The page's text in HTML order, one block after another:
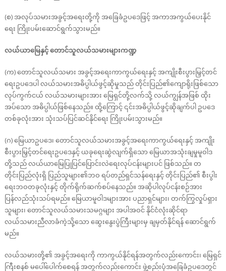
(စ) အလုပ်သမားအခွင့်အရေးတို့ကို အခြေခံဥပဒေဖြင့် အကာအကွယ်ပေးနိုင်
ရေး ကြိုးပမ်းဆောင်ရွက်သွားမည်။
လယ်ယာမြေနှင့် တောင်သူလယ်သမားများကဏ္ဍ
(က) တောင်သူလယ်သမား အခွင့်အရေးကာကွယ်ရေးနှင့် အကျိုးစီးပွားမြှင့်တင်
ရေးဥပဒေပါ လယ်သမားအဓိပ္ပါယ်ဖွင့်ဆိုမှုသည် တိုင်းပြည်၏ကျောရိုးဖြစ်သော
လုပ်ကွက်ငယ် လယ်သမားများအား မြေရှင်တို့လက်သို့ လယ်ကျွန်အဖြစ် ထိုး
အပ်သော အဓိပ္ပါယ်ဖြစ်နေသည်။ ထို့ကြောင့် ၎င်းအဓိပ္ပါယ်ဖွင့်ဆိုချက်ပါ ဥပဒေ
တစ်ခုလုံးအား သုံးသပ်ပြင်ဆင်နိုင်ရေး ကြိုးပမ်းသွားမည်။
(ဂ) မြေယာဥပဒေ၊ တောင်သူလယ်သမားအခွင့်အရေးကာကွယ်ရေးနှင့် အကျိုး
စီးပွားမြှင့်တင်ရေးဥပဒေနှင့် ယခုရေးဆွဲလျက်ရှိသော မြေယာအသုံးချမှုမူဝါဒ
တို့သည် လယ်ယာမြေပြုပြင်ပြောင်းလဲရေးလုပ်ငန်းများပင် ဖြစ်သည်။ တ
တိုင်းပြည်လုံးရှိ ပြည်သူများ၏ဘဝ ရပ်တည်ရှင်သန်ရေးနှင့် တိုင်းပြည်၏ စီးပွါး
ရေးဘဝတခုလုံးနှင့် တိုက်ရိုက်ဆက်စပ်နေသည်။ အဆိုပါလုပ်ငန်းစဉ်အား
ပြန်လည်သုံးသပ်ရမည်။ မြေယာမူဝါဒများအား ပညာရှင်များ၊ တက်ကြွလှုပ်ရှား
သူများ၊ တောင်သူလယ်သမားသမဂ္ဂများ အပါအဝင် နိုင်ငံလုံးဆိုင်ရာ
လယ်သမားညီလာခံကဲ့သို့သော ဆွေးနွေးပွဲကြီးများမှ ချမှတ်နိုင်ရန် ဆောင်ရွက်
မည်။
လယ်သမားတို့၏ အခွင့်အရေးကို ကာကွယ်နိုင်ရန်အတွက်လည်းကောင်း၊ မြေရှင်
ကြီးစနစ် မပေါ်ပေါက်စေရန် အတွက်လည်းကောင်း ဖွဲ့စည်းပုံအခြေခံဥပဒေတွင်